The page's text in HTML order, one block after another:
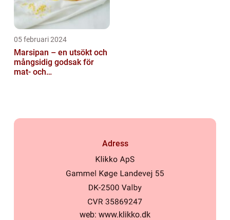
05 februari 2024
Marsipan – en utsökt och
mångsidig godsak för
mat- och
Adress
web: www.klikko.dk